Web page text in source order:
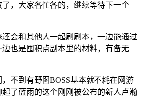
了，大家各忙各的，继续等待下一个
会和其他人一起刷刷本，一边能通过
也是囤积点副本里的材料，有备无
不到有野图BOSS基本就不耗在网游
了蓝雨的这个刚刚被公布的新人卢瀚